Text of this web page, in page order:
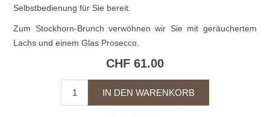
Selbstbedienung für Sie bereit.
Zum Stockhorn-Brunch verwöhnen wir Sie mit geräuchertem
Lachs und einem Glas Prosecco.
CHF 61.00